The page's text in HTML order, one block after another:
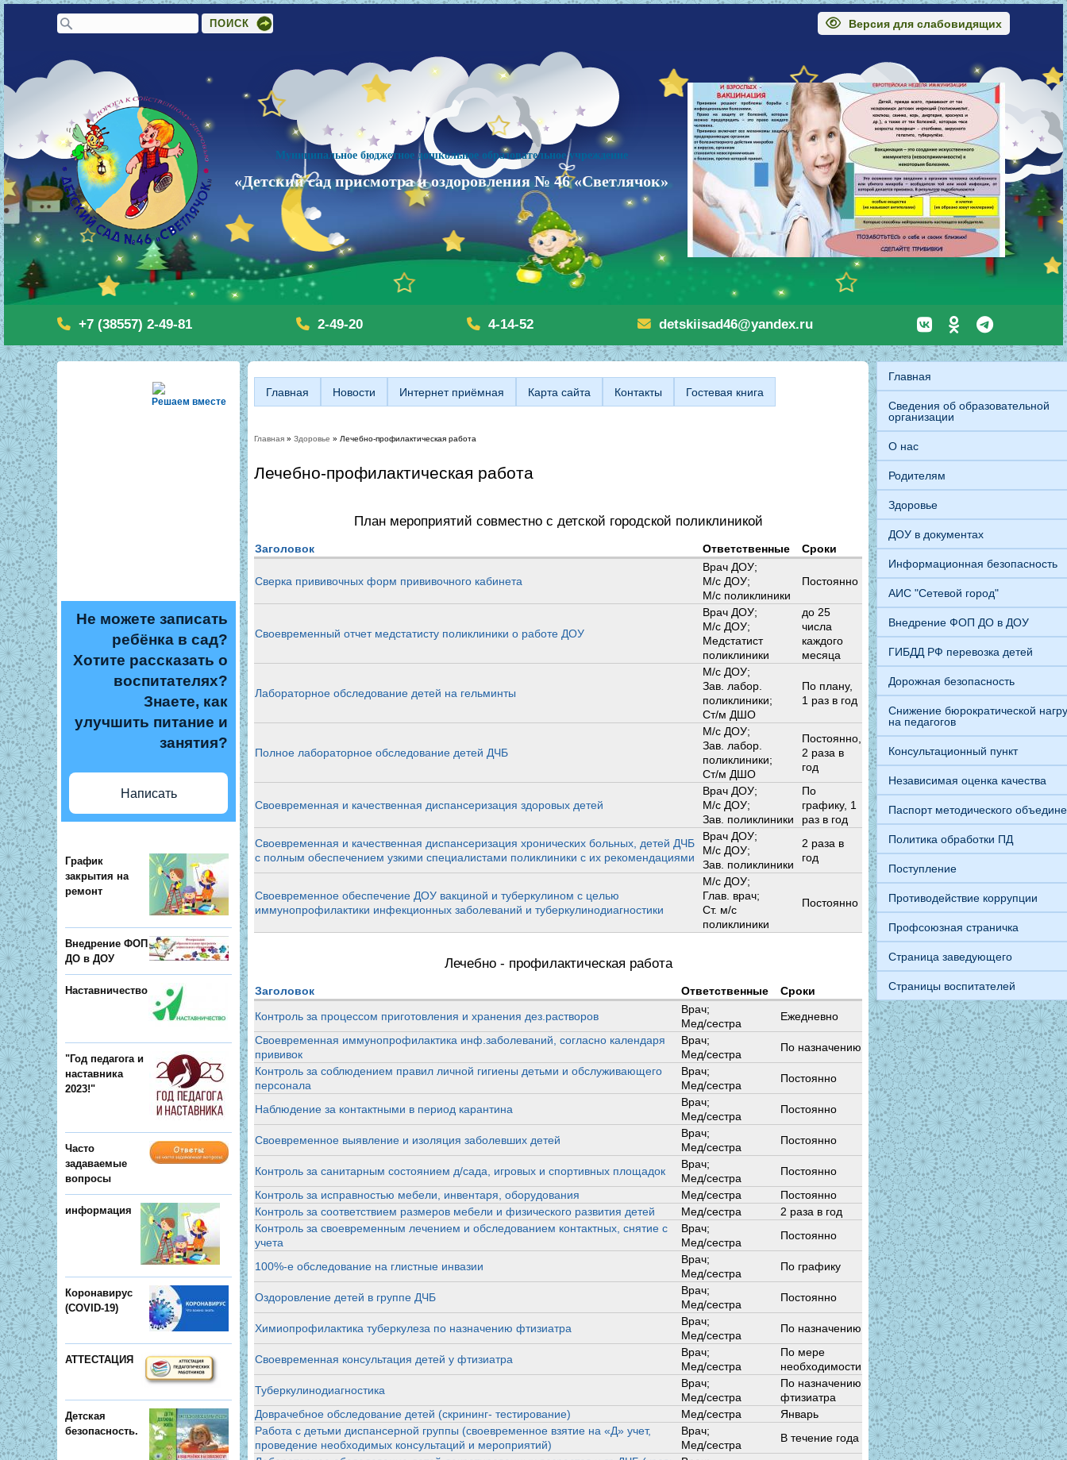
Форма поиска
Поиск Версия для слабовидящих
Муниципальное бюджетное дошкольное образовательное учреждение
«Детский сад присмотра и оздоровления № 46 «Светлячок»
+7 (38557) 2-49-81 2-49-20 4-14-52 detskiisad46@yandex.ru
Решаем вместе
Не можете записать
ребёнка в сад?
Хотите рассказать о
воспитателях?
Знаете, как
улучшить питание и
занятия?
Написать
График
закрытия на
ремонт
Внедрение ФОП
ДО в ДОУ
Наставничество
"Год педагога и
наставника
2023!"
Часто
задаваемые
вопросы
информация
Коронавирус
(COVID-19)
АТТЕСТАЦИЯ
Детская
безопасность.
Главная Новости Интернет приёмная Карта сайта Контакты Гостевая книга
Главная » Здоровье » Лечебно-профилактическая работа
Лечебно-профилактическая работа
План мероприятий совместно с детской городской поликлиникой
Заголовок Ответственные Сроки
Сверка прививочных форм прививочного кабинета
Врач ДОУ;
М/с ДОУ;
М/с поликлиники
Постоянно
Своевременный отчет медстатисту поликлиники о работе ДОУ
Врач ДОУ;
М/с ДОУ;
Медстатист
поликлиники
до 25
числа
каждого
месяца
Лабораторное обследование детей на гельминты
М/с ДОУ;
Зав. лабор.
поликлиники;
Ст/м ДШО
По плану,
1 раз в год
Полное лабораторное обследование детей ДЧБ
М/с ДОУ;
Зав. лабор.
поликлиники;
Ст/м ДШО
Постоянно,
2 раза в
год
Своевременная и качественная диспансеризация здоровых детей
Врач ДОУ;
М/с ДОУ;
Зав. поликлиники
По
графику, 1
раз в год
Своевременная и качественная диспансеризация хронических больных, детей ДЧБ
с полным обеспечением узкими специалистами поликлиники с их рекомендациями
Врач ДОУ;
М/с ДОУ;
Зав. поликлиники
2 раза в
год
Своевременное обеспечение ДОУ вакциной и туберкулином с целью
иммунопрофилактики инфекционных заболеваний и туберкулинодиагностики
М/с ДОУ;
Глав. врач;
Ст. м/с
поликлиники
Постоянно
Лечебно - профилактическая работа
Заголовок Ответственные
Сроки
Контроль за процессом приготовления и хранения дез.растворов
Врач;
Мед/сестра
Ежедневно
Своевременная иммунопрофилактика инф.заболеваний, согласно календаря
прививок
Врач;
Мед/сестра
По назначению
Контроль за соблюдением правил личной гигиены детьми и обслуживающего
персонала
Врач;
Мед/сестра
Постоянно
Наблюдение за контактными в период карантина
Врач;
Мед/сестра
Постоянно
Своевременное выявление и изоляция заболевших детей
Врач;
Мед/сестра
Постоянно
Контроль за санитарным состоянием д/сада, игровых и спортивных площадок
Врач;
Мед/сестра
Постоянно
Контроль за исправностью мебели, инвентаря, оборудования
Мед/сестра
Постоянно
Контроль за соответствием размеров мебели и физического развития детей
Мед/сестра
2 раза в год
Контроль за своевременным лечением и обследованием контактных, снятие с
учета
Врач;
Мед/сестра
Постоянно
100%-е обследование на глистные инвазии
Врач;
Мед/сестра
По графику
Оздоровление детей в группе ДЧБ
Врач;
Мед/сестра
Постоянно
Химиопрофилактика туберкулеза по назначению фтизиатра
Врач;
Мед/сестра
По назначению
Своевременная консультация детей у фтизиатра
Врач;
Мед/сестра
По мере
необходимости
Туберкулинодиагностика
Врач;
Мед/сестра
По назначению
фтизиатра
Доврачебное обследование детей (скрининг- тестирование)
Мед/сестра
Январь
Работа с детьми диспансерной группы (своевременное взятие на «Д» учет,
проведение необходимых консультаций и мероприятий)
Врач;
Мед/сестра
В течение года
Главная
Сведения об образовательной
организации
О нас
Родителям
Здоровье
ДОУ в документах
Информационная безопасность
АИС "Сетевой город"
Внедрение ФОП ДО в ДОУ
ГИБДД РФ перевозка детей
Дорожная безопасность
Снижение бюрократической
на педагогов
Консультационный пункт
Независимая оценка качества
Паспорт методического
Политика обработки ПД
Поступление
Противодействие коррупции
Профсоюзная страничка
Страница заведующего
Страницы воспитателей